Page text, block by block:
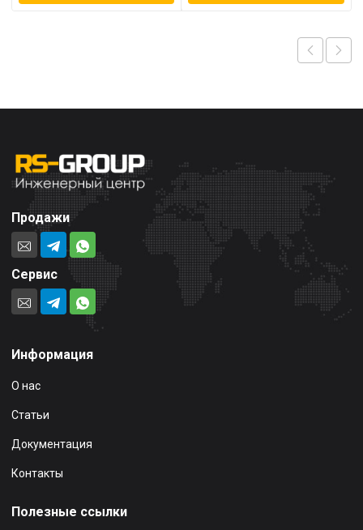
Продажи
Сервис
Информация
О нас
Статьи
Документация
Контакты
Полезные ссылки